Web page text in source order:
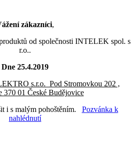
zákazníci,
od společnosti INTELEK spol. s
r.o..
Dne 25.4.2019
s.r.o. Pod Stromovkou 202 ,
370 01 České Budějovice
i s malým pohoštěním. Pozvánka k
nahlédnutí